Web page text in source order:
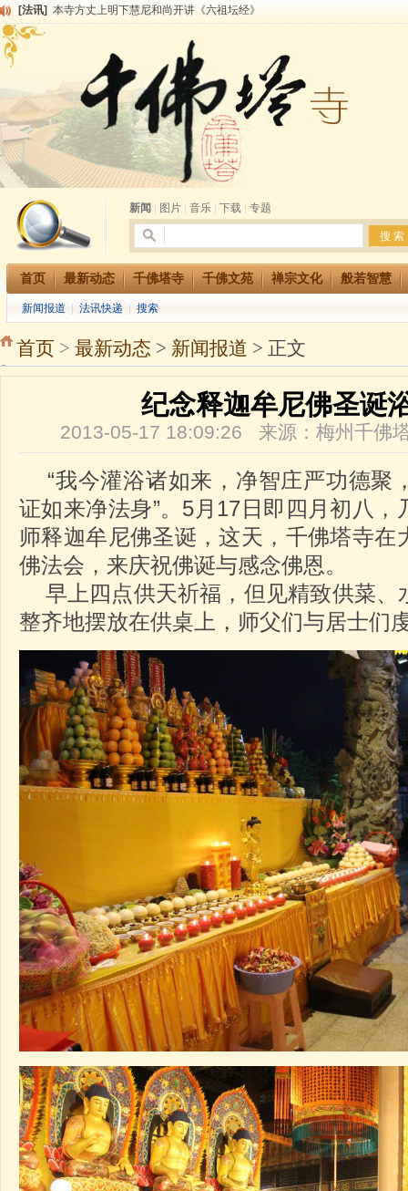
[法讯] 2015-3-26师父于法堂对大众的开示
[法讯]
恭请海涛法师莅临千佛塔寺弘法
2014年七月大法会 祈福息灾地藏七 冥阳两利普渡群蒙盂兰盆
[法讯]
千佛塔寺云门佛学院女众部2014年招生简章
[法讯] 千佛塔寺兴建佛学院综合大楼缘起
[法讯]
共赴华藏世界 进入最后七天倒计时 殊胜华严法会 快快同享富贵庄严海
[法讯]
千佛塔寺阅藏堂周末阅藏报名通知
[法讯]
清明节祭祖报恩地藏法会
新闻 图片 音乐 下载 专题
首页 最新动态 千佛塔寺 千佛文苑 禅宗文化 般若智慧
新闻报道 法讯快递 搜索
首页 > 最新动态 > 新闻报道 > 正文
纪念释迦牟尼佛圣诞
2013-05-17 18:09:26 来源：梅州千佛
“我今灌浴诸如来，净智庄严功德聚
证如来净法身”。5月17日即四月初八
师释迦牟尼佛圣诞，这天，千佛塔寺在
佛法会，来庆祝佛诞与感念佛恩。
早上四点供天祈福，但见精致供菜、
整齐地摆放在供桌上，师父们与居士们